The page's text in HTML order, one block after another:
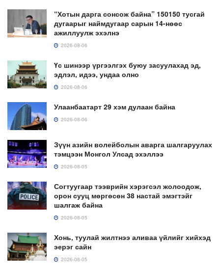
“Хотын дарга сонсож байна” 150150 тусгай
дугаарыг наймдугаар сарын 14-нөөс
ажиллуулж эхэлнэ
2026-08-06
Үс шинээр үргээлгэх буюу засуулахад эд,
эдлэл, идээ, ундаа олно
2026-08-06
Улаанбаатарт 29 хэм дулаан байна
2026-08-06
Зүүн азийн волейболын аварга шалгаруулах
тэмцээн Монгол Улсад эхэллээ
2026-08-05
Согтуугаар тээврийн хэрэгсэл жолоодож,
орон сууц мөргөсөн 38 настай эмэгтэйг
шалгаж байна
2026-08-05
Хонь, туулай жилтнээ аливаа үйлийг хийхэд
эерэг сайн
2026-08-05